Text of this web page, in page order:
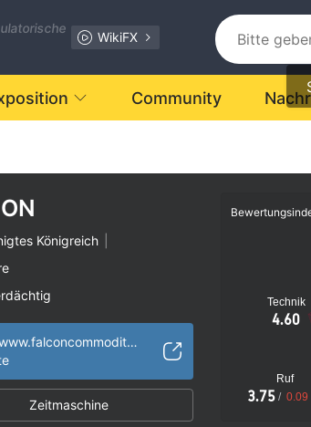
WikiFX
Community
Königreich
Risiko
https://www.falconcommoditymarkets.com
Zeitmaschine
Technik
4.60
Ruf
3.75 / 0.09